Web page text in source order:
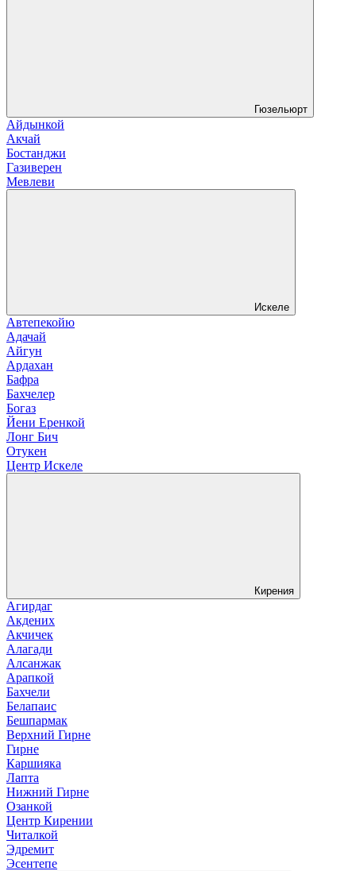
Гюзельюрт
Айдынкой
Акчай
Бостанджи
Газиверен
Мевлеви
Искеле
Автепекойю
Адачай
Айгун
Ардахан
Бафра
Бахчелер
Богаз
Йени Еренкой
Лонг Бич
Отукен
Центр Искеле
Кирения
Агирдаг
Акдених
Акчичек
Алагади
Алсанжак
Арапкой
Бахчели
Белапаис
Бешпармак
Верхний Гирне
Гирне
Каршияка
Лапта
Нижний Гирне
Озанкой
Центр Кирении
Читалкой
Эдремит
Эсентепе